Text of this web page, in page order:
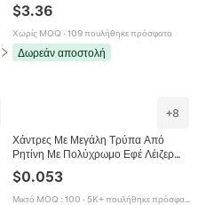
σε Σετ κοσμημάτων
Βραχιόλι Πολύχρωμο
$3.36
Χωρίς MOQ · 109 πουλήθηκε πρόσφατα
Δωρεάν αποστολή
+8
Χάντρες Με Μεγάλη Τρύπα Από
Ρητίνη Με Πολύχρωμο Εφέ Λέιζερ
Aurora Ευρωπαϊκό Στιλ Για
Κατασκευή Κοσμημάτων DIY
$0.053
Μικτό MOQ : 100 · 5K+ πουλήθηκε πρόσφατα